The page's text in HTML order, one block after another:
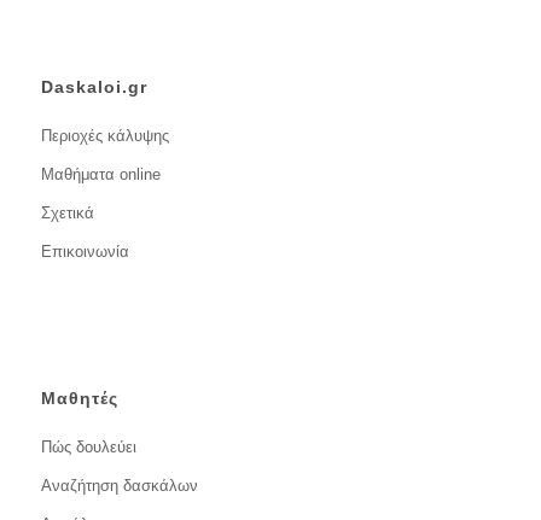
Daskaloi.gr
Περιοχές κάλυψης
Μαθήματα online
Σχετικά
Επικοινωνία
Μαθητές
Πώς δουλεύει
Αναζήτηση δασκάλων